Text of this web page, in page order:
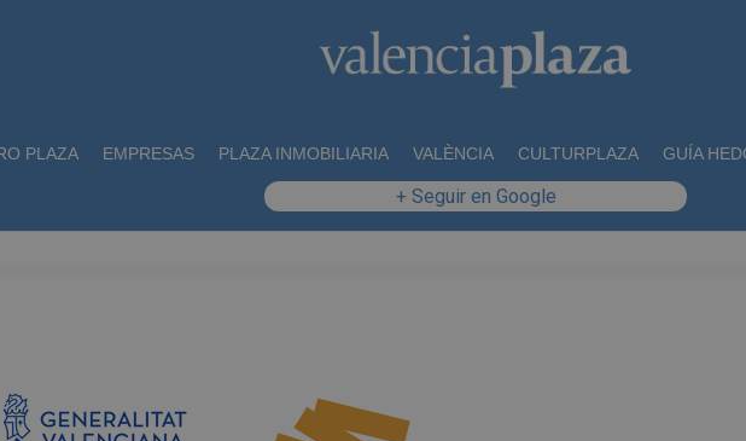
PLAZA EMPRESAS PLAZA INMOBILIARIA VALÈNCIA CULTURPLAZA GUÍA
+ Seguir en Google